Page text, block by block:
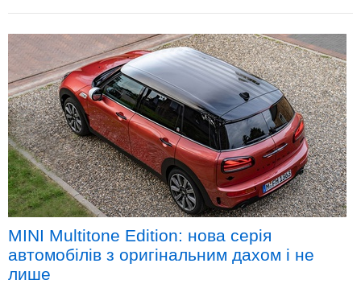
MINI Multitone Edition: нова серія
автомобілів з оригінальним дахом і не
лише